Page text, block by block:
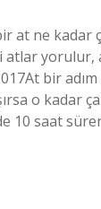
at ne kadar
yorulur,
bir
o kadar
10 saat